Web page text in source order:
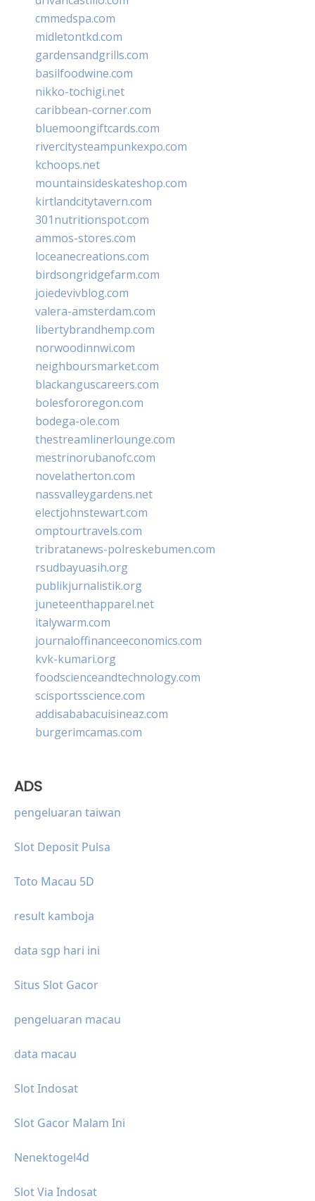
cmmedspa.com
midletontkd.com
gardensandgrills.com
basilfoodwine.com
nikko-tochigi.net
caribbean-corner.com
bluemoongiftcards.com
rivercitysteampunkexpo.com
kchoops.net
mountainsideskateshop.com
kirtlandcitytavern.com
301nutritionspot.com
ammos-stores.com
loceanecreations.com
birdsongridgefarm.com
joiedevivblog.com
valera-amsterdam.com
libertybrandhemp.com
norwoodinnwi.com
neighboursmarket.com
blackanguscareers.com
bolesfororegon.com
bodega-ole.com
thestreamlinerlounge.com
mestrinorubanofc.com
novelatherton.com
nassvalleygardens.net
electjohnstewart.com
omptourtravels.com
tribratanews-polreskebumen.com
rsudbayuasih.org
publikjurnalistik.org
juneteenthapparel.net
italywarm.com
journaloffinanceeconomics.com
kvk-kumari.org
foodscienceandtechnology.com
scisportsscience.com
addisababacuisineaz.com
burgerimcamas.com
ADS
pengeluaran taiwan
Slot Deposit Pulsa
Toto Macau 5D
result kamboja
data sgp hari ini
Situs Slot Gacor
pengeluaran macau
data macau
Slot Indosat
Slot Gacor Malam Ini
Nenektogel4d
Slot Via Indosat